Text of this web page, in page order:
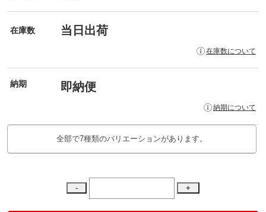
在庫数 当日出荷
在庫数について
納期 即納便
納期について
全部で7種類のバリエーションがあります。